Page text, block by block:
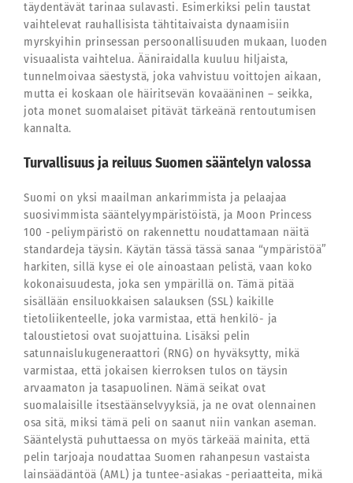
täydentävät tarinaa sulavasti. Esimerkiksi pelin taustat
vaihtelevat rauhallisista tähtitaivaista dynaamisiin
myrskyihin prinsessan persoonallisuuden mukaan, luoden
visuaalista vaihtelua. Ääniraidalla kuuluu hiljaista,
tunnelmoivaa säestystä, joka vahvistuu voittojen aikaan,
mutta ei koskaan ole häiritsevän kovaääninen – seikka,
jota monet suomalaiset pitävät tärkeänä rentoutumisen
kannalta.
Turvallisuus ja reiluus Suomen sääntelyn valossa
Suomi on yksi maailman ankarimmista ja pelaajaa
suosivimmista sääntelyympäristöistä, ja Moon Princess
100 -peliympäristö on rakennettu noudattamaan näitä
standardeja täysin. Käytän tässä tässä sanaa “ympäristöä”
harkiten, sillä kyse ei ole ainoastaan pelistä, vaan koko
kokonaisuudesta, joka sen ympärillä on. Tämä pitää
sisällään ensiluokkaisen salauksen (SSL) kaikille
tietoliikenteelle, joka varmistaa, että henkilö- ja
taloustietosi ovat suojattuina. Lisäksi pelin
satunnaislukugeneraattori (RNG) on hyväksytty, mikä
varmistaa, että jokaisen kierroksen tulos on täysin
arvaamaton ja tasapuolinen. Nämä seikat ovat
suomalaisille itsestäänselvyyksiä, ja ne ovat olennainen
osa sitä, miksi tämä peli on saanut niin vankan aseman.
Sääntelystä puhuttaessa on myös tärkeää mainita, että
pelin tarjoaja noudattaa Suomen rahanpesun vastaista
lainsäädäntöä (AML) ja tuntee-asiakas -periaatteita, mikä